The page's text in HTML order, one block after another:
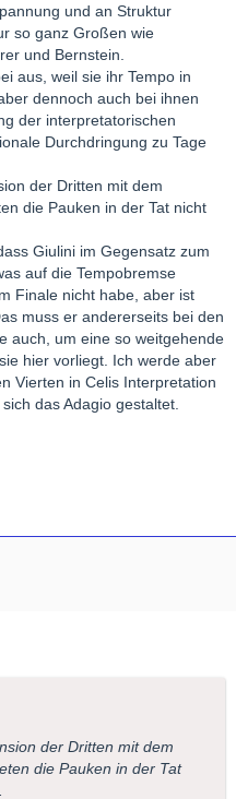
und an Struktur
so ganz Großen wie
und Bernstein.
aus, weil sie ihr Tempo in
dennoch auch bei ihnen
der interpretatorischen
Durchdringung zu Tage
der Dritten mit dem
die Pauken in der Tat nicht
Giulini im Gegensatz zum
auf die Tempobremse
Finale nicht habe, aber ist
muss er andererseits bei den
auch, um eine so weitgehende
hier vorliegt. Ich werde aber
Vierten in Celis Interpretation
das Adagio gestaltet.
der Dritten mit dem
die Pauken in der Tat